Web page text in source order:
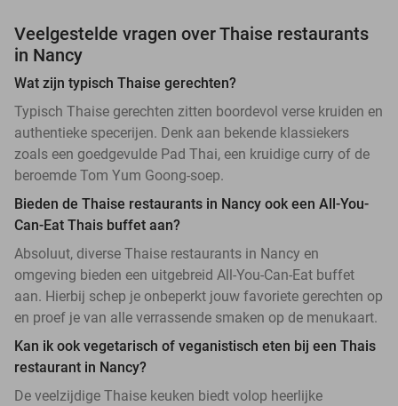
Veelgestelde vragen over Thaise restaurants
in Nancy
Wat zijn typisch Thaise gerechten?
Typisch Thaise gerechten zitten boordevol verse kruiden en
authentieke specerijen. Denk aan bekende klassiekers
zoals een goedgevulde Pad Thai, een kruidige curry of de
beroemde Tom Yum Goong-soep.
Bieden de Thaise restaurants in Nancy ook een All-You-
Can-Eat Thais buffet aan?
Absoluut, diverse Thaise restaurants in Nancy en
omgeving bieden een uitgebreid All-You-Can-Eat buffet
aan. Hierbij schep je onbeperkt jouw favoriete gerechten op
en proef je van alle verrassende smaken op de menukaart.
Kan ik ook vegetarisch of veganistisch eten bij een Thais
restaurant in Nancy?
De veelzijdige Thaise keuken biedt volop heerlijke